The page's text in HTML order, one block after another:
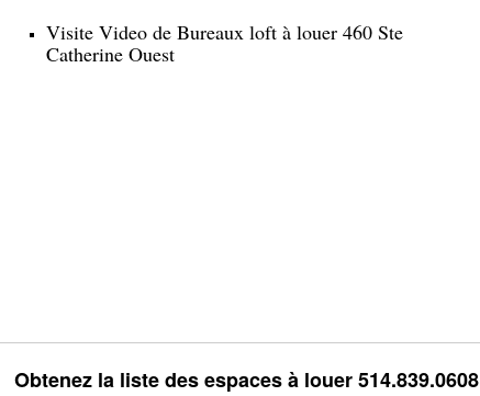
Visite Video de Bureaux loft à louer 460 Ste
Catherine Ouest
Obtenez la liste des espaces à louer 514.839.0608